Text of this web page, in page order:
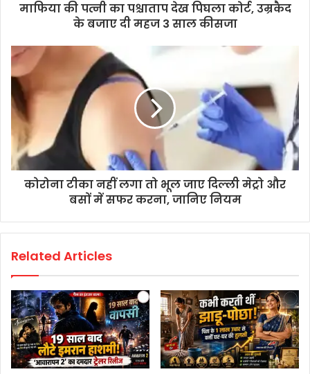
माफिया की पत्नी का पश्चाताप देख पिघला कोर्ट, उम्रकैद
के बजाए दी महज 3 साल कीसजा
कोरोना टीका नहीं लगा तो भूल जाए दिल्ली मेट्रो और
बसों में सफर करना, जानिए नियम
Related Articles